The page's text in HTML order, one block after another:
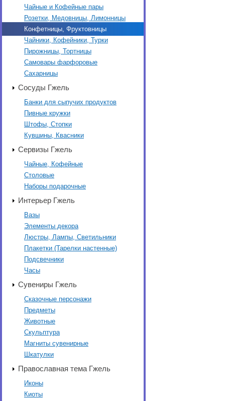
Чайные и Кофейные пары
Розетки, Медовницы, Лимонницы
Конфетницы, Фруктовницы
Чайники, Кофейники, Турки
Пирожницы, Тортницы
Самовары фарфоровые
Сахарницы
Сосуды Гжель
Банки для сыпучих продуктов
Пивные кружки
Штофы, Стопки
Кувшины, Квасники
Сервизы Гжель
Чайные, Кофейные
Столовые
Наборы подарочные
Интерьер Гжель
Вазы
Элементы декора
Люстры, Лампы, Светильники
Плакетки (Тарелки настенные)
Подсвечники
Часы
Сувениры Гжель
Сказочные персонажи
Предметы
Животные
Скульптура
Магниты сувенирные
Шкатулки
Православная тема Гжель
Иконы
Киоты